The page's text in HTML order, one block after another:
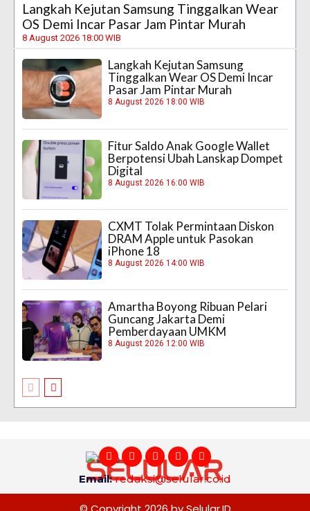
Langkah Kejutan Samsung Tinggalkan Wear
OS Demi Incar Pasar Jam Pintar Murah
8 August 2026 18:00 WIB
Langkah Kejutan Samsung
Tinggalkan Wear OS Demi Incar
Pasar Jam Pintar Murah
8 August 2026 18:00 WIB
Fitur Saldo Anak Google Wallet
Berpotensi Ubah Lanskap Dompet
Digital
8 August 2026 16:00 WIB
CXMT Tolak Permintaan Diskon
DRAM Apple untuk Pasokan
iPhone 18
8 August 2026 14:00 WIB
Amartha Boyong Ribuan Pelari
Guncang Jakarta Demi
Pemberdayaan UMKM
8 August 2026 12:00 WIB
Email:redaksi@selular.co.id